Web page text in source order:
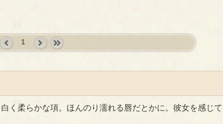
1
く柔らかな項。ほんのり濡れる唇だとかに。彼女を感じて